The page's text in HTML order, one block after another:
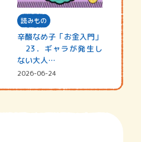
読みもの
辛酸なめ子「お金入門」
23．ギャラが発生し
ない大人…
2026-06-24